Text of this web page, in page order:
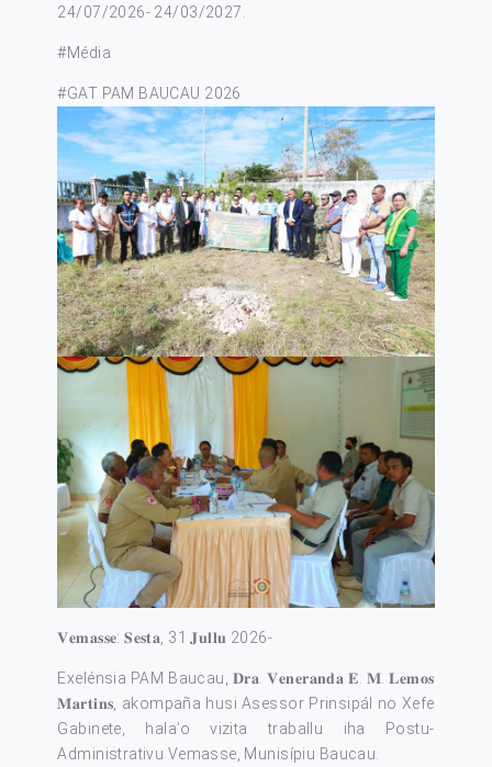
24/07/2026- 24/03/2027.
#Média
#GAT PAM BAUCAU 2026
𝐕𝐞𝐦𝐚𝐬𝐬𝐞: 𝐒𝐞𝐬𝐭𝐚, 31 𝐉𝐮𝐥𝐥𝐮 2026-
Exelénsia PAM Baucau, 𝐃𝐫𝐚. 𝐕𝐞𝐧𝐞𝐫𝐚𝐧𝐝𝐚 𝐄. 𝐌. 𝐋𝐞𝐦𝐨𝐬
𝐌𝐚𝐫𝐭𝐢𝐧𝐬, akompaña husi Asessor Prinsipál no Xefe
Gabinete, hala’o vizita traballu iha Postu-
Administrativu Vemasse, Munisípiu Baucau.